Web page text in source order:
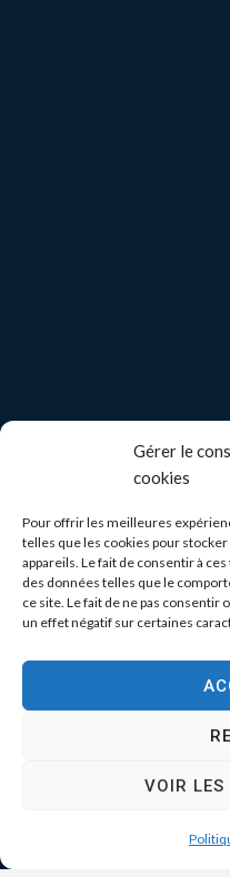
Gérer le
cookies
Pour offrir les meilleures
telles que les cookies pour
appareils. Le fait de consentir à
des données telles que le
ce site. Le fait de ne pas
un effet négatif sur certaines
VOIR LES